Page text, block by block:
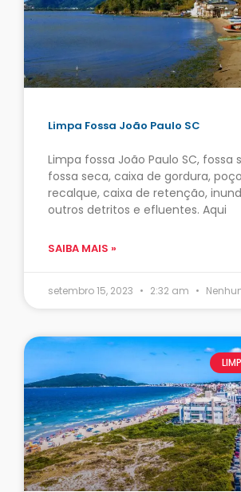
Limpa Fossa João Paulo SC
Limpa fossa João Paulo SC, fossa
fossa seca, caixa de gordura,
recalque, caixa de retenção,
outros detritos e efluentes. Aqui
SAIBA MAIS »
setembro 15, 2023 2:32 am